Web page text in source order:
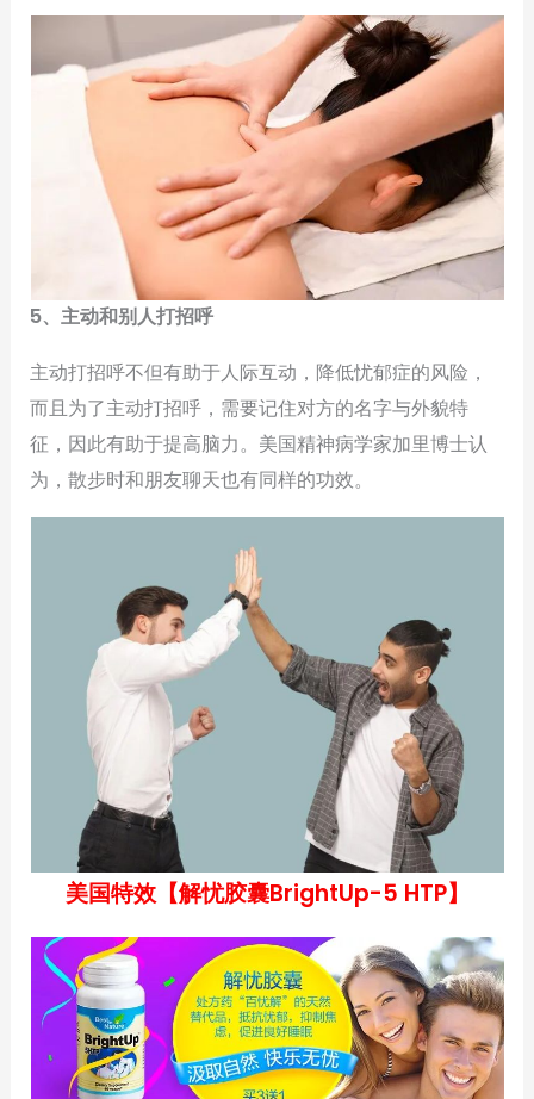
5、主动和别人打招呼
主动打招呼不但有助于人际互动，降低忧郁症的风险，
而且为了主动打招呼，需要记住对方的名字与外貌特
征，因此有助于提高脑力。美国精神病学家加里博士认
为，散步时和朋友聊天也有同样的功效。
美国特效【解忧胶囊BrightUp-5 HTP】